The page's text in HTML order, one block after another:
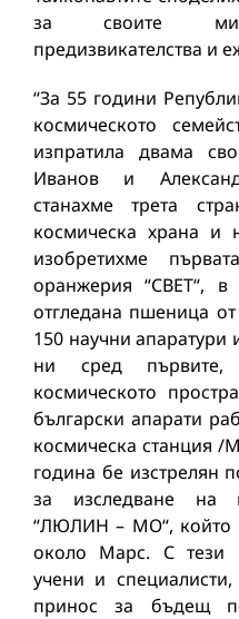
за своите
предизвикателства и
“За 55 години
космическото
изпратила двама
Иванов и
станахме трета
космическа храна и
изобретихме
оранжерия “СВЕТ“,
отгледана пшеница
150 научни апаратури
ни сред първите,
космическото
български апарати
космическа станция
година бе изстрелян
за изследване на
“ЛЮЛИН – МО“, който
около Марс. С тези
учени и
принос за бъдещ